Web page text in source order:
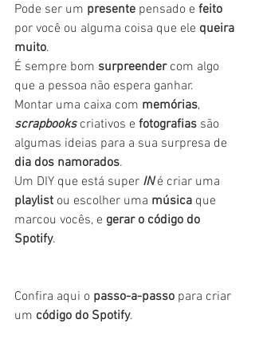
Pode ser um presente pensado e feito
por você ou alguma coisa que ele queira
muito.
É sempre bom surpreender com algo
que a pessoa não espera ganhar.
Montar uma caixa com memórias,
scrapbooks criativos e fotografias são
algumas ideias para a sua surpresa de
dia dos namorados.
Um DIY que está super IN é criar uma
playlist ou escolher uma música que
marcou vocês, e gerar o código do
Spotify.
Confira aqui o passo-a-passo para criar
um código do Spotify.